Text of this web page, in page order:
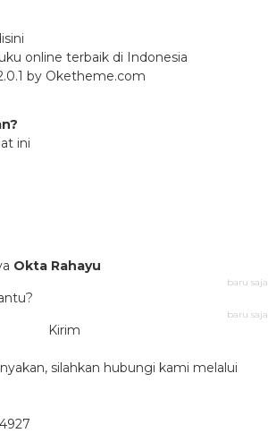
online terbaik di Indonesia
by Oketheme.com
ini
Okta Rahayu
baru saja
baru saja
Kirim
silahkan hubungi kami melalui